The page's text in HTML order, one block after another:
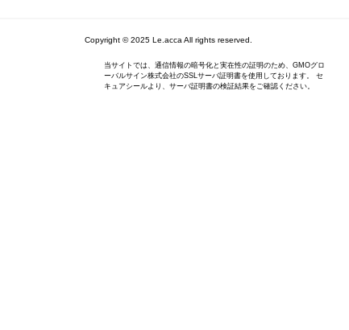
Copyright © 2025 Le.acca All rights reserved.
当サイトでは、通信情報の暗号化と実在性の証明のため、GMOグロ
ーバルサイン株式会社のSSLサーバ証明書を使用しております。 セ
キュアシールより、サーバ証明書の検証結果をご確認ください。